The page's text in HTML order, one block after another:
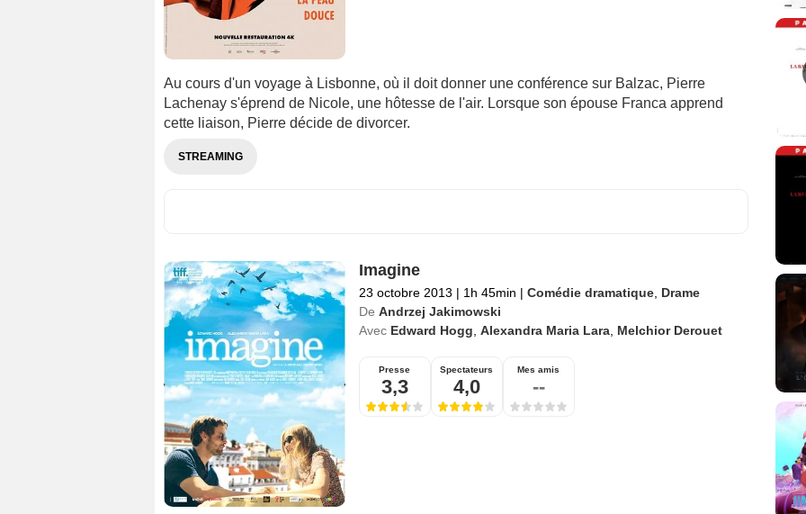
Au cours d'un voyage à Lisbonne, où il doit donner une conférence sur Balzac, Pierre
Lachenay s'éprend de Nicole, une hôtesse de l'air. Lorsque son épouse Franca apprend
cette liaison, Pierre décide de divorcer.
STREAMING
Imagine
23 octobre 2013 | 1h 45min | Comédie dramatique, Drame
De Andrzej Jakimowski
Avec Edward Hogg Alexandra Maria Lara, Melchior Derouet
Presse
3,3
Spectateurs
4,0
Mes amis
--